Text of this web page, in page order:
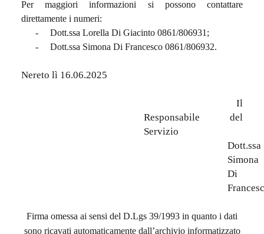
Per maggiori informazioni si possono contattare
direttamente i numeri:
-
Dott.ssa Lorella Di Giacinto 0861/806931;
-
Dott.ssa Simona Di Francesco 0861/806932.
Nereto lì 16.06.2025
Il
Responsabile del
Servizio
Dott.ssa
Simona
Di
Firma omessa ai sensi del D.Lgs 39/1993 in quanto i dati
sono ricavati automaticamente dall’archivio informatizzato